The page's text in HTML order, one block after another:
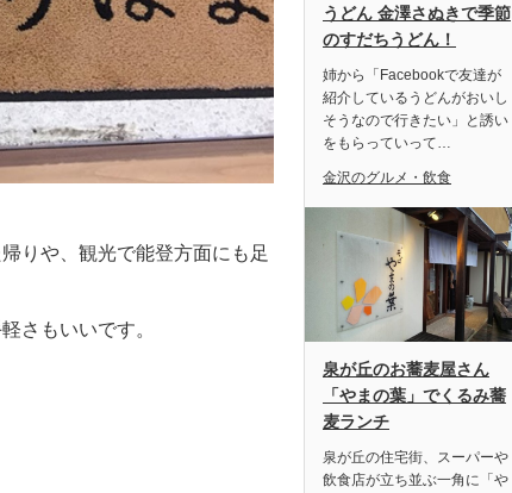
りや、観光で能登方面にも足
さもいいです。
うどん 金澤さぬきで季節
のすだちうどん！
姉から「Facebookで友達が
紹介しているうどんがおいし
そうなので行きたい」と誘い
をもらっていって…
金沢のグルメ・飲食
泉が丘のお蕎麦屋さん
「やまの葉」でくるみ蕎
麦ランチ
泉が丘の住宅街、スーパーや
飲食店が立ち並ぶ一角に「や